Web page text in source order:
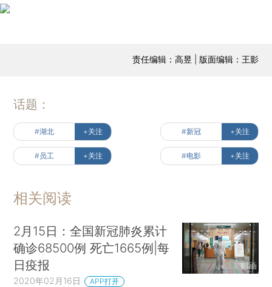
责任编辑：高昱 | 版面编辑：王影
话题：
#湖北 +关注 #新冠 +关注
#员工 +关注 #电影 +关注
相关阅读
2月15日：全国新冠肺炎累计
确诊68500例 死亡1665例|每
日疫报
2020年02月16日 APP打开